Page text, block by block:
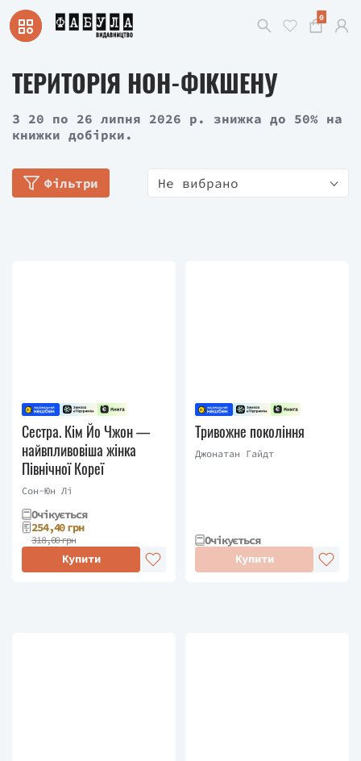
0
ТЕРИТОРІЯ НОН-ФІКШЕНУ
З 20 по 26 липня 2026 р. знижка до 50% на
книжки добірки.
Фільтри Не вибрано
Сестра. Кім Йо Чжон —
найвпливовіша жінка
Північної Кореї
Сон-Юн Лі
Очікується
254,40 грн
318,00 грн
Купити
Тривожне покоління
Джонатан Гайдт
Очікується
Купити